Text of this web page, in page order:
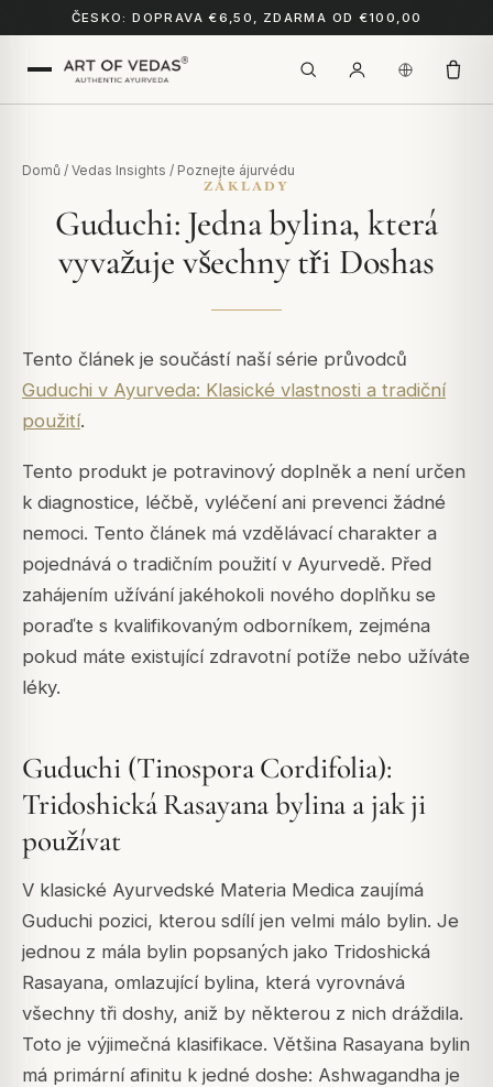
ČESKO: DOPRAVA €6,50, ZDARMA OD €100,00
Domů / Vedas Insights / Poznejte ájurvédu
ZÁKLADY
Guduchi: Jedna bylina, která
vyvažuje všechny tři Doshas
Tento článek je součástí naší série průvodců
Guduchi v Ayurveda: Klasické vlastnosti a tradiční
použití.
Tento produkt je potravinový doplněk a není určen
k diagnostice, léčbě, vyléčení ani prevenci žádné
nemoci. Tento článek má vzdělávací charakter a
pojednává o tradičním použití v Ayurvedě. Před
zahájením užívání jakéhokoli nového doplňku se
poraďte s kvalifikovaným odborníkem, zejména
pokud máte existující zdravotní potíže nebo užíváte
léky.
Guduchi (Tinospora Cordifolia):
Tridoshická Rasayana bylina a jak ji
používat
V klasické Ayurvedské Materia Medica zaujímá
Guduchi pozici, kterou sdílí jen velmi málo bylin. Je
jednou z mála bylin popsaných jako Tridoshická
Rasayana, omlazující bylina, která vyrovnává
všechny tři doshy, aniž by některou z nich dráždila.
Toto je výjimečná klasifikace. Většina Rasayana bylin
má primární afinitu k jedné doshe: Ashwagandha je